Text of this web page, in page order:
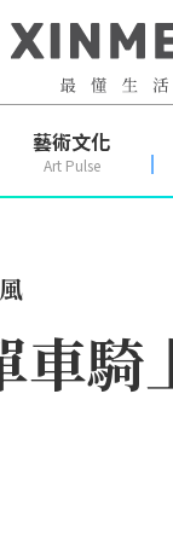
藝術文化
Art Pulse
車騎